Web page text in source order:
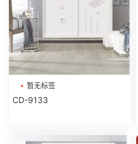
暂无标签
CD-9133